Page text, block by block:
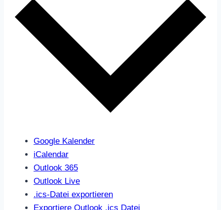
Google Kalender
iCalendar
Outlook 365
Outlook Live
.ics-Datei exportieren
Exportiere Outlook .ics Datei